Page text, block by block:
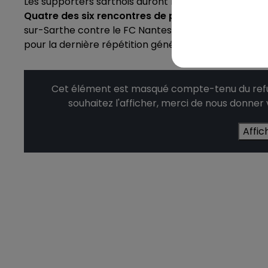
Quatre des six rencontres de préparation se
sur-Sarthe contre le FC Nantes, à La Suze-sur-
pour la dernière répétition générale contre Le
Cet élément est masqué compte-tenu du
souhaitez l'afficher, merci de nous